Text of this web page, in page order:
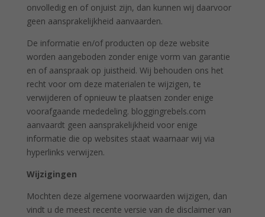
onvolledig en of onjuist zijn, dan kunnen wij daarvoor
geen aansprakelijkheid aanvaarden.
De informatie en/of producten op deze website
worden aangeboden zonder enige vorm van garantie
en of aanspraak op juistheid. Wij behouden ons het
recht voor om deze materialen te wijzigen, te
verwijderen of opnieuw te plaatsen zonder enige
voorafgaande mededeling. bloggingrebels.com
aanvaardt geen aansprakelijkheid voor enige
informatie die op websites staat waarnaar wij via
hyperlinks verwijzen.
Wijzigingen
Mochten deze algemene voorwaarden wijzigen, dan
vindt u de meest recente versie van de disclaimer van